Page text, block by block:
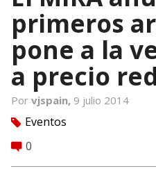
Noticias
Vjspain
Ayuda
Contacto
Entrar
primeros
pone a la
a precio
Por vjspain, 9 julio 2014
tag Eventos
comment 0